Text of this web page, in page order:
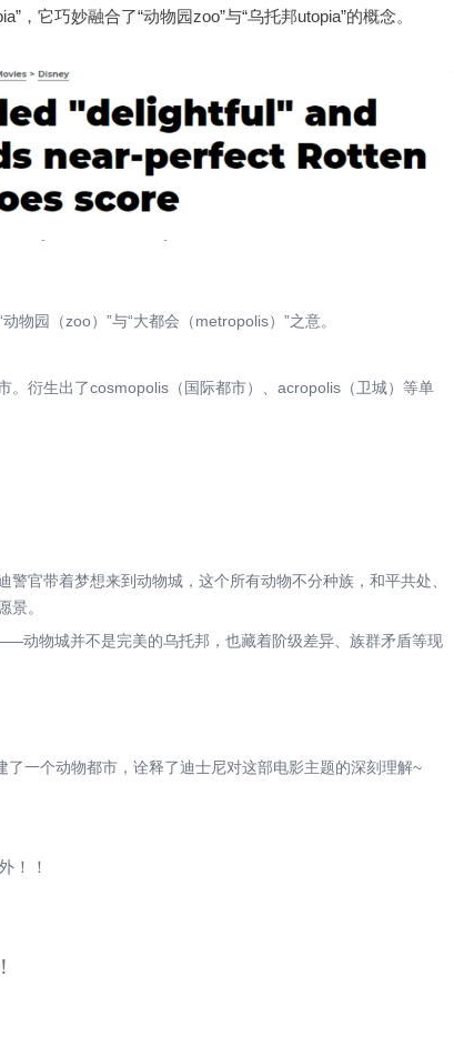
它巧妙融合了“动物园zoo”与“乌托邦utopia”的概念。
物园（zoo）”与“大都会（metropolis）”之意。
衍生出了cosmopolis（国际都市）、acropolis（卫城）等单
官带着梦想来到动物城，这个所有动物不分种族，和平共处、
景。
动物城并不是完美的乌托邦，也藏着阶级差异、族群矛盾等现
了一个动物都市，诠释了迪士尼对这部电影主题的深刻理解~
！！